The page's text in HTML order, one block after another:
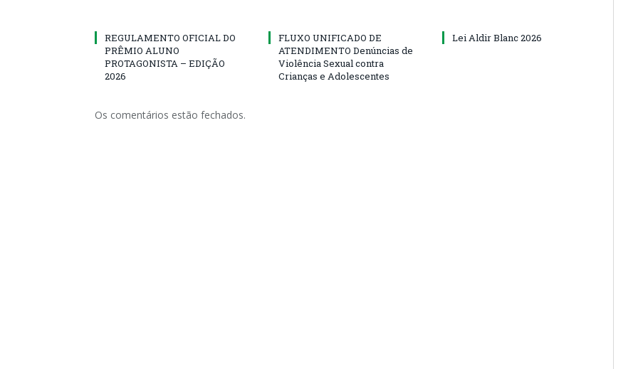
REGULAMENTO OFICIAL DO
PRÊMIO ALUNO
PROTAGONISTA – EDIÇÃO
2026
FLUXO UNIFICADO DE
ATENDIMENTO Denúncias de
Violência Sexual contra
Crianças e Adolescentes
Lei Aldir Blanc 2026
Os comentários estão fechados.